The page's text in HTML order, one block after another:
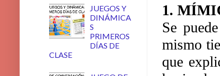
1.
Se
mismo
que
JUEGOS Y
DINÁMICA
S
PRIMEROS
DÍAS DE
CLASE